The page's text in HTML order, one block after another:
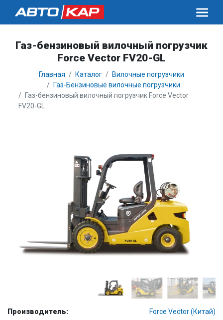
Газ-бензиновый вилочный погрузчик
Force Vector FV20-GL
Главная Каталог
Вилочные погрузчики
Газ-Бензиновые вилочные погрузчики
Газ-бензиновый вилочный погрузчик Force Vector
FV20-GL
Производитель:
Force Vector (Китай)